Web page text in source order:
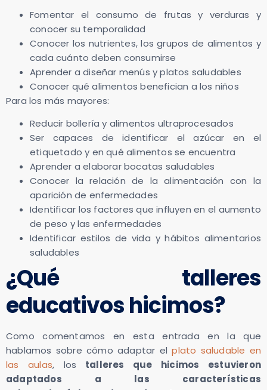
Fomentar el consumo de frutas y verduras y
conocer su temporalidad
Conocer los nutrientes, los grupos de alimentos y
cada cuánto deben consumirse
Aprender a diseñar menús y platos saludables
Conocer qué alimentos benefician a los niños
Para los más mayores:
Reducir bollería y alimentos ultraprocesados
Ser capaces de identificar el azúcar en el
etiquetado y en qué alimentos se encuentra
Aprender a elaborar bocatas saludables
Conocer la relación de la alimentación con la
aparición de enfermedades
Identificar los factores que influyen en el aumento
de peso y las enfermedades
Identificar estilos de vida y hábitos alimentarios
saludables
¿Qué talleres
educativos hicimos?
Como comentamos en esta entrada en la que
hablamos sobre cómo adaptar elplato saludable en
las aulas, los talleres que hicimos estuvieron
adaptados a las características